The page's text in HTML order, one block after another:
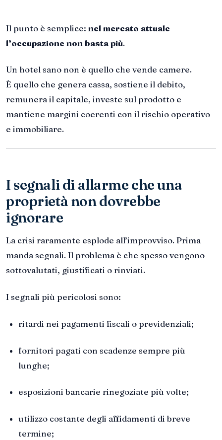
Il punto è semplice: nel mercato attuale
l’occupazione non basta più.
Un hotel sano non è quello che vende camere.
È quello che genera cassa, sostiene il debito,
remunera il capitale, investe sul prodotto e
mantiene margini coerenti con il rischio operativo
e immobiliare.
I segnali di allarme che una
proprietà non dovrebbe
ignorare
La crisi raramente esplode all’improvviso. Prima
manda segnali. Il problema è che spesso vengono
sottovalutati, giustificati o rinviati.
I segnali più pericolosi sono:
ritardi nei pagamenti fiscali o previdenziali;
fornitori pagati con scadenze sempre più
lunghe;
esposizioni bancarie rinegoziate più volte;
utilizzo costante degli affidamenti di breve
termine;